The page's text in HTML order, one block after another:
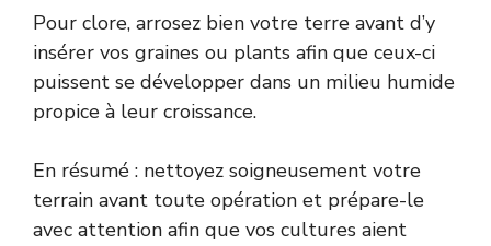
Pour clore, arrosez bien votre terre avant d’y
insérer vos graines ou plants afin que ceux-ci
puissent se développer dans un milieu humide
propice à leur croissance.
En résumé : nettoyez soigneusement votre
terrain avant toute opération et prépare-le
avec attention afin que vos cultures aient